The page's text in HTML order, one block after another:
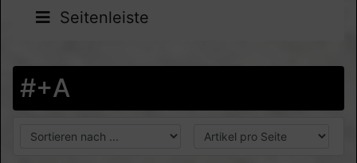
Seitenleiste
#+A